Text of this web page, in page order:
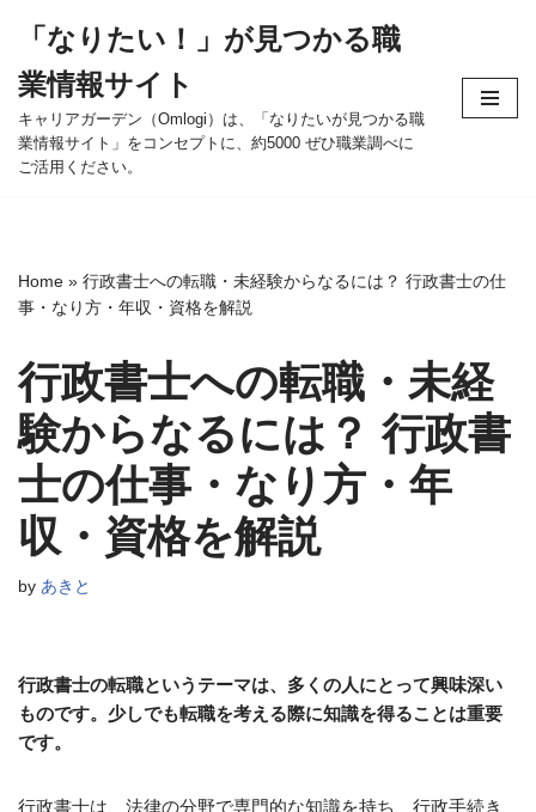
ン
テ
ン
ツ
ッ
プ
「なりたい！」が見つかる職
業情報サイト
キャリアガーデン（Omlogi）は、「なりたいが見つかる職
業情報サイト」をコンセプトに、約5000 ぜひ職業調べに
ご活用ください。
Home » 行政書士への転職・未経験からなるには？ 行政書士の仕
事・なり方・年収・資格を解説
行政書士への転職・未経
験からなるには？ 行政書
士の仕事・なり方・年
収・資格を解説
by あきと
行政書士の転職というテーマは、多くの人にとって興味深い
ものです。少しでも転職を考える際に知識を得ることは重要
です。
行政書士は、法律の分野で専門的な知識を持ち、行政手続き